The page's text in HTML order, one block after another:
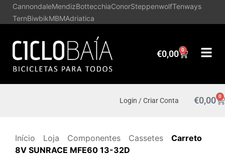
CannondaleMendizBottecchiaConorSteppenwolfTenways
TernBiwbikMBMAdriatica
€0,00 0
Login / Criar Conta €0,00 0
Início Loja Componentes Cassetes
Carreto
8V SUNRACE MFE60 13-32D